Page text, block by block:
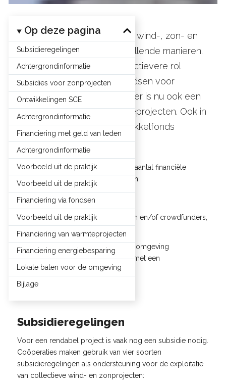
Coöperaties financieren hun wind-, zon- en
warmteprojecten op verschillende manieren.
Steeds vaker zien we een actievere rol
landelijke en provinciale fondsen voor
energiecoöperaties. Nieuw: er is nu ook een
ontwikkelfonds voor warmteprojecten. Ook in
Noord-Brabant is een ontwikkelfonds
geopend.
In dit hoofdstuk staan we stil bij een aantal financiële
aspecten van coöperatieve projecten:
de subsidieregelingen,
financiering door eigen leden en/of crowdfunders,
financiering door fondsen,
de wijze waarop de bredere omgeving
meeprofiteert, bijvoorbeeld met een
omgevingsfonds.
Subsidieregelingen
Voor een rendabel project is vaak nog een subsidie nodig.
Coöperaties maken gebruik van vier soorten
subsidieregelingen als ondersteuning voor de exploitatie
van collectieve wind- en zonprojecten:
Op deze pagina
Subsidieregelingen
Achtergrondinformatie
Subsidies voor zonprojecten
Ontwikkelingen SCE
Achtergrondinformatie
Financiering met geld van leden
Achtergrondinformatie
Voorbeeld uit de praktijk
Voorbeeld uit de praktijk
Financiering via fondsen
Voorbeeld uit de praktijk
Financiering van warmteprojecten
Financiering energiebesparing
Lokale baten voor de omgeving
Bijlage